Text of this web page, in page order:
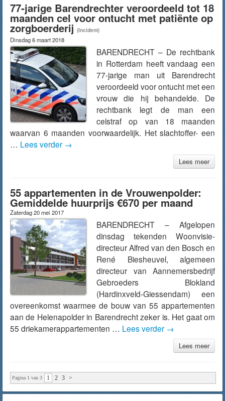
77-jarige Barendrechter veroordeeld tot 18
maanden cel voor ontucht met patiënte op
zorgboerderij (Incident)
Dinsdag 6 maart 2018
BARENDRECHT – De rechtbank
in Rotterdam heeft vandaag een
77-jarige man uit Barendrecht
veroordeeld voor ontucht met een
vrouw die hij behandelde. De
rechtbank legt de man een
celstraf op van 18 maanden
waarvan 6 maanden voorwaardelijk. Het slachtoffer- een
… Lees verder →
Lees meer
55 appartementen in de Vrouwenpolder:
Gemiddelde huurprijs €670 per maand
Zaterdag 20 mei 2017
BARENDRECHT – Afgelopen
dinsdag tekenden Woonvisie-
directeur Alfred van den Bosch en
René Biesheuvel, algemeen
directeur van Aannemersbedrijf
Gebroeders Blokland
(Hardinxveld-Giessendam) een
overeenkomst waarmee de bouw van 55 appartementen
aan de Helenapolder in Barendrecht zeker is. Het gaat om
55 driekamerappartementen … Lees verder →
Lees meer
Pagina 1 van 3 1 2 3 >